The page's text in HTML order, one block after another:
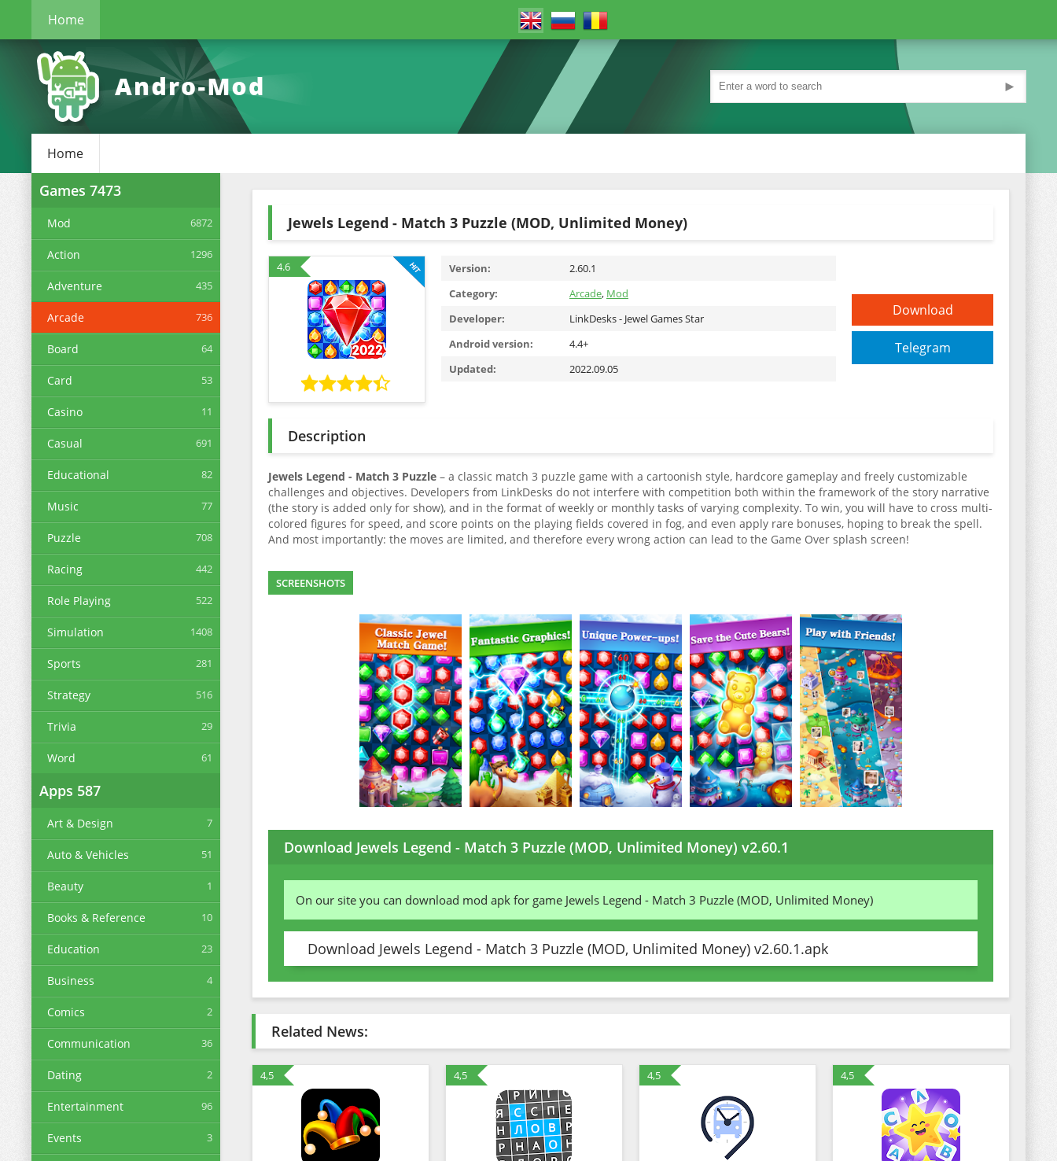
Home
►
Home
Games 7473
Mod 6872
Action 1296
Adventure 435
Arcade 736
Board 64
Card 53
Casino 11
Casual 691
Educational 82
Music 77
Puzzle 708
Racing 442
Role Playing 522
Simulation 1408
Sports 281
Strategy 516
Trivia 29
Word 61
Apps 587
Art & Design 7
Auto & Vehicles 51
Beauty 1
Books & Reference 10
Education 23
Business 4
Comics 2
Communication 36
Dating 2
Entertainment 96
Events 3
Jewels Legend - Match 3 Puzzle (MOD, Unlimited Money)
4.6
Download
Telegram
Version:
2.60.1
Category:
Arcade, Mod
Developer:
LinkDesks - Jewel Games Star
Android version:
4.4+
Updated:
2022.09.05
Description
Jewels Legend - Match 3 Puzzle – a classic match 3 puzzle game with a cartoonish style, hardcore gameplay and freely customizable
challenges and objectives. Developers from LinkDesks do not interfere with competition both within the framework of the story narrative
(the story is added only for show), and in the format of weekly or monthly tasks of varying complexity. To win, you will have to cross multi-
colored figures for speed, and score points on the playing fields covered in fog, and even apply rare bonuses, hoping to break the spell.
And most importantly: the moves are limited, and therefore every wrong action can lead to the Game Over splash screen!
SCREENSHOTS
Download Jewels Legend - Match 3 Puzzle (MOD, Unlimited Money) v2.60.1
On our site you can download mod apk for game Jewels Legend - Match 3 Puzzle (MOD, Unlimited Money)
Download Jewels Legend - Match 3 Puzzle (MOD, Unlimited Money) v2.60.1.apk
Related News:
4,5 4,5 4,5 4,5